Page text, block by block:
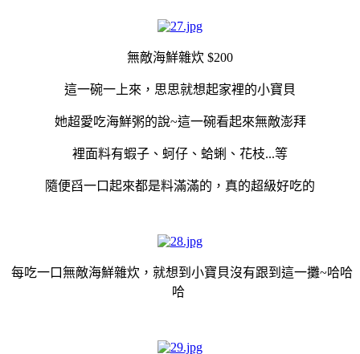
無敵海鮮雜炊 $200
這一碗一上來，思思就想起家裡的小寶貝
她超愛吃海鮮粥的說~這一碗看起來無敵澎拜
裡面料有蝦子、蚵仔、蛤蜊、花枝...等
隨便舀一口起來都是料滿滿的，真的超級好吃的
每吃一口無敵海鮮雜炊，就想到小寶貝沒有跟到這一攤~哈哈
哈